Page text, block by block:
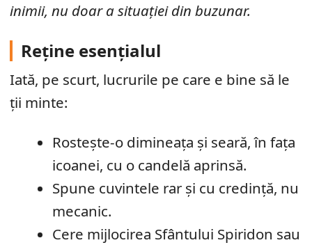
inimii, nu doar a situației din buzunar.
Reține esențialul
Iată, pe scurt, lucrurile pe care e bine să le
ții minte:
Rostește-o dimineața și seară, în fața
icoanei, cu o candelă aprinsă.
Spune cuvintele rar și cu credință, nu
mecanic.
Cere mijlocirea Sfântului Spiridon sau